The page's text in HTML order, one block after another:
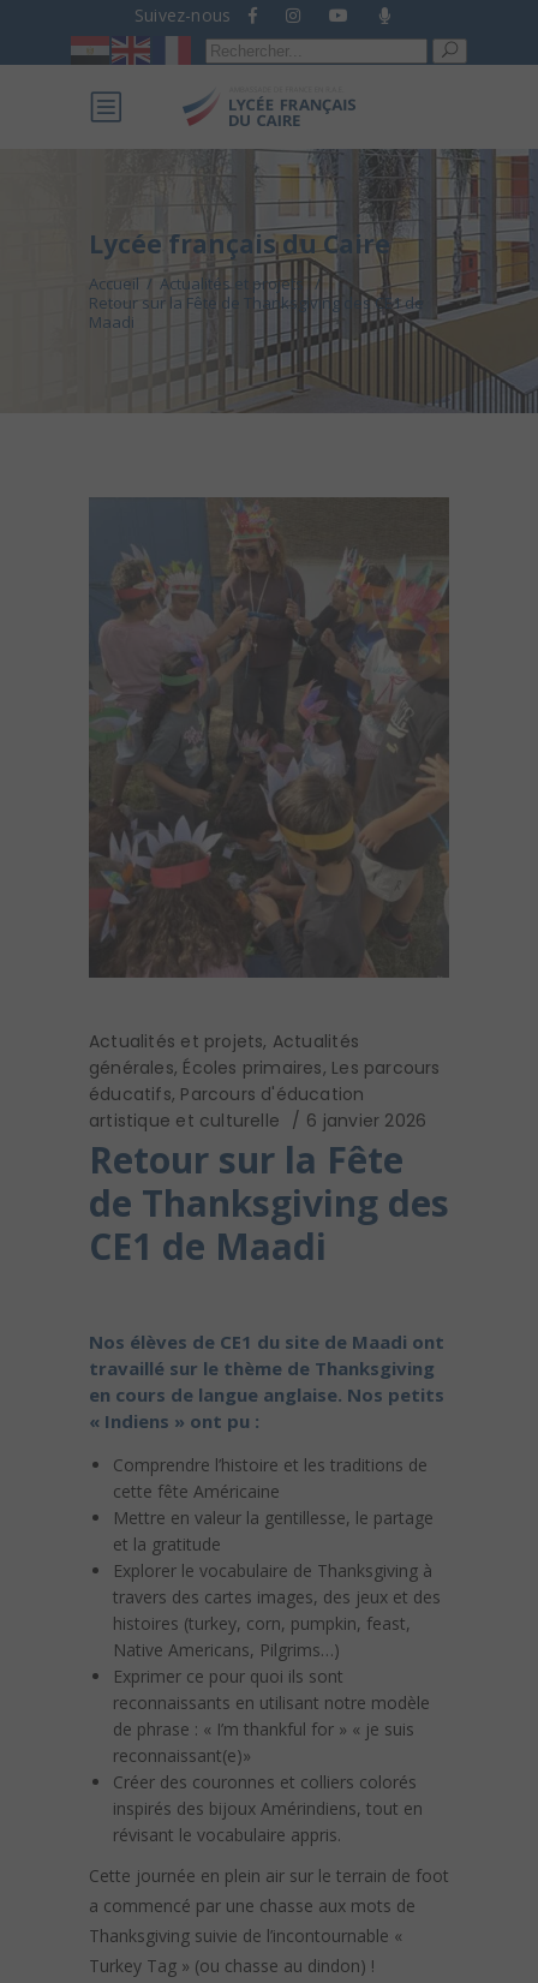
Suivez-nous
Recherche
pour :
Lycée français du Caire
Accueil / Actualités et projets
/
Retour sur la Fête de Thanksgiving des CE1 de
Maadi
Actualités et projets, Actualités
générales, Écoles primaires, Les parcours
éducatifs, Parcours d'éducation
artistique et culturelle
6 janvier 2026
Retour sur la Fête
de Thanksgiving des
CE1 de Maadi
Nos élèves de CE1 du site de Maadi ont
travaillé sur le thème de Thanksgiving
en cours de langue anglaise. Nos petits
« Indiens » ont pu :
Comprendre l’histoire et les traditions de
cette fête Américaine
Mettre en valeur la gentillesse, le partage
et la gratitude
Explorer le vocabulaire de Thanksgiving à
travers des cartes images, des jeux et des
histoires (turkey, corn, pumpkin, feast,
Native Americans, Pilgrims…)
Exprimer ce pour quoi ils sont
reconnaissants en utilisant notre modèle
de phrase : « I’m thankful for » « je suis
reconnaissant(e)»
Créer des couronnes et colliers colorés
inspirés des bijoux Amérindiens, tout en
révisant le vocabulaire appris.
Cette journée en plein air sur le terrain de foot
a commencé par une chasse aux mots de
Thanksgiving suivie de l’incontournable «
Turkey Tag » (ou chasse au dindon) !